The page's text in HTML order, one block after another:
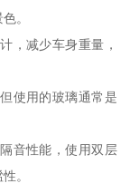
。
，减少车身重量，
使用的玻璃通常是
音性能，使用双层
。